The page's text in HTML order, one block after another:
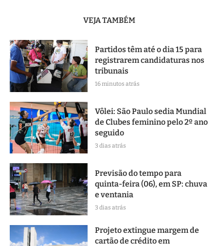
VEJA TAMBÉM
Partidos têm até o dia 15 para
registrarem candidaturas nos
tribunais
16 minutos atrás
Vôlei: São Paulo sedia Mundial
de Clubes feminino pelo 2º ano
seguido
3 dias atrás
Previsão do tempo para
quinta-feira (06), em SP: chuva
e ventania
3 dias atrás
Projeto extingue margem de
cartão de crédito em